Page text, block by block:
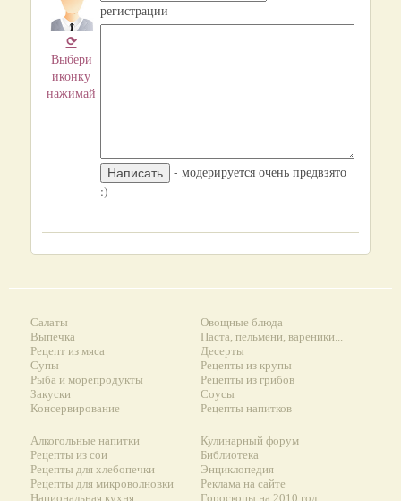
⟳
Выбери
иконку
нажимай
регистрации
- модерируется очень предвзято
:)
Салаты
Выпечка
Рецепт из мяса
Супы
Рыба и морепродукты
Закуски
Консервирование
Овощные блюда
Паста, пельмени, вареники...
Десерты
Рецепты из крупы
Рецепты из грибов
Соусы
Рецепты напитков
Алкогольные напитки
Рецепты из сои
Рецепты для хлебопечки
Рецепты для микроволновки
Национальная кухня
Кулинарный форум
Библиотека
Энциклопедия
Реклама на сайте
Гороскопы на 2010 год